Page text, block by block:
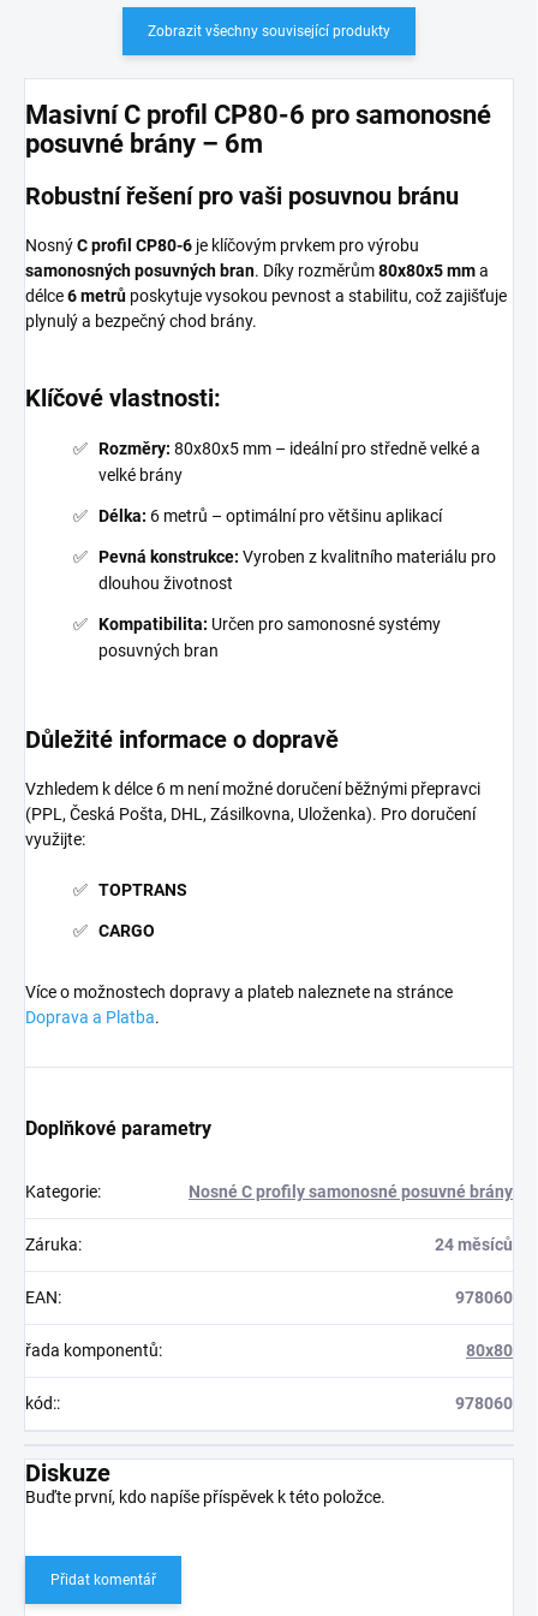
Zobrazit všechny související produkty
Masivní C profil CP80-6 pro samonosné
posuvné brány – 6m
Robustní řešení pro vaši posuvnou bránu
NosnýC profil CP80-6 je klíčovým prvkem pro výrobu
samonosných posuvných bran. Díky rozměrům80x80x5 mma
délce6 metrů poskytuje vysokou pevnost a stabilitu, což zajišťuje
plynulý a bezpečný chod brány.
Klíčové vlastnosti:
Rozměry: 80x80x5 mm – ideální pro středně velké a
velké brány
Délka: 6 metrů – optimální pro většinu aplikací
Pevná konstrukce: Vyroben z kvalitního materiálu pro
dlouhou životnost
Kompatibilita: Určen pro samonosné systémy
posuvných bran
Důležité informace o dopravě
Vzhledem k délce 6 m není možné doručení běžnými přepravci
(PPL, Česká Pošta, DHL, Zásilkovna, Uloženka). Pro doručení
využijte:
TOPTRANS
CARGO
Více o možnostech dopravy a plateb naleznete na stránce
Doprava a Platba.
Doplňkové parametry
Kategorie: Nosné C profily samonosné posuvné brány
Záruka: 24 měsíců
EAN: 978060
řada komponentů: 80x80
kód:: 978060
Diskuze
Buďte první, kdo napíše příspěvek k této položce.
Přidat komentář